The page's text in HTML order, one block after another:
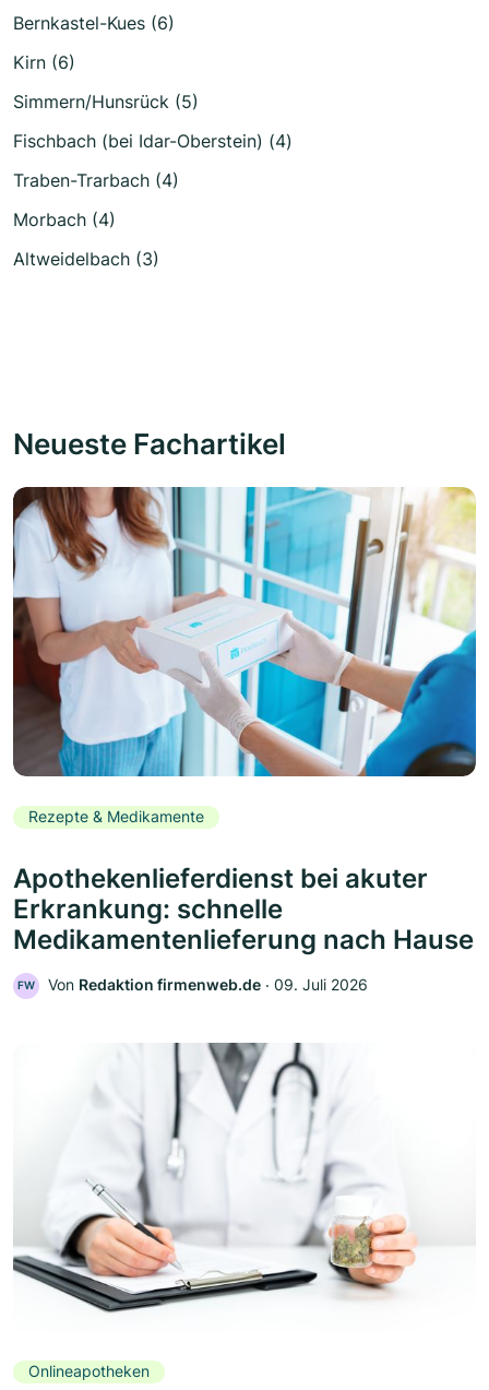
Bernkastel-Kues (6)
Kirn (6)
Simmern/Hunsrück (5)
Fischbach (bei Idar-Oberstein) (4)
Traben-Trarbach (4)
Morbach (4)
Altweidelbach (3)
Neueste Fachartikel
Rezepte & Medikamente
Apothekenlieferdienst bei akuter
Erkrankung: schnelle
Medikamentenlieferung nach Hause
FW Von Redaktion firmenweb.de ‧ 09. Juli 2026
Onlineapotheken